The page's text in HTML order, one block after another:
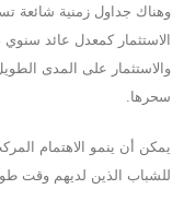
وهناك جداول زمنية شائعة
الاستثمار كمعدل عائد سنوي
والاستثمار على المدى
سحرها.
يمكن أن ينمو الاهتمام
للشباب الذين لديهم وقت